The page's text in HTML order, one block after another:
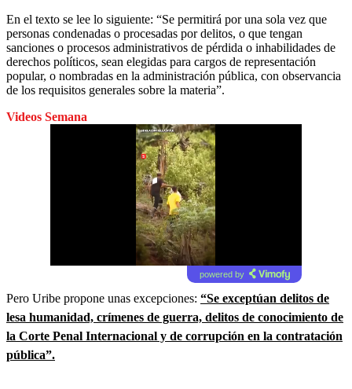
En el texto se lee lo siguiente: “Se permitirá por una sola vez que
personas condenadas o procesadas por delitos, o que tengan
sanciones o procesos administrativos de pérdida o inhabilidades de
derechos políticos, sean elegidas para cargos de representación
popular, o nombradas en la administración pública, con observancia
de los requisitos generales sobre la materia”.
Videos Semana
powered by
Pero Uribe propone unas excepciones: “Se exceptúan delitos de
lesa humanidad, crímenes de guerra, delitos de conocimiento de
la Corte Penal Internacional y de corrupción en la contratación
pública”.